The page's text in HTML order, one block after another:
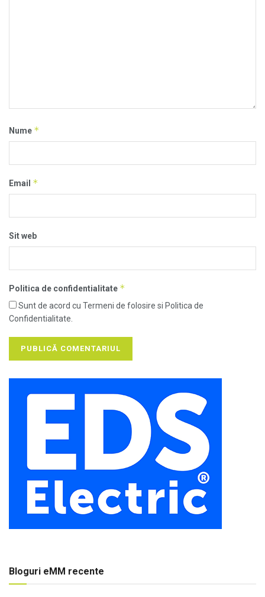
Nume *
Email *
Sit web
Politica de confidentialitate *
Sunt de acord cu Termeni de folosire si Politica de
Confidentialitate.
Bloguri eMM recente